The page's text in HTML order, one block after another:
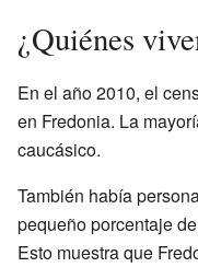
¿Quiénes
En el año 2010, el
en Fredonia. La
caucásico.
También había
pequeño porcentaje
Esto muestra que